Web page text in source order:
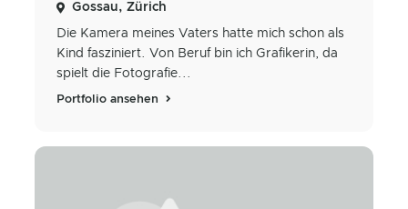
Gossau, Zürich
Die Kamera meines Vaters hatte mich schon als
Kind fasziniert. Von Beruf bin ich Grafikerin, da
spielt die Fotografie...
Portfolio ansehen